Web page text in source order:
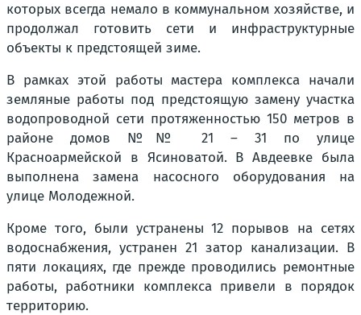
которых всегда немало в коммунальном хозяйстве, и
продолжал готовить сети и инфраструктурные
объекты к предстоящей зиме.
В рамках этой работы мастера комплекса начали
земляные работы под предстоящую замену участка
водопроводной сети протяженностью 150 метров в
районе домов №№ 21 – 31 по улице
Красноармейской в Ясиноватой. В Авдеевке была
выполнена замена насосного оборудования на
улице Молодежной.
Кроме того, были устранены 12 порывов на сетях
водоснабжения, устранен 21 затор канализации. В
пяти локациях, где прежде проводились ремонтные
работы, работники комплекса привели в порядок
территорию.